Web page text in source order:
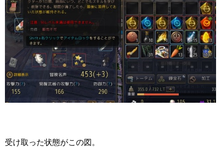
受け取った状態がこの図。